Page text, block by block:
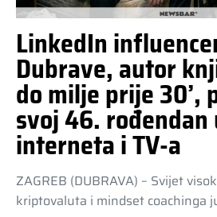
LinkedIn
Dubrave, autor
do milje prije 30’,
svoj 46. rođendan
interneta i TV-a
ZAGREB (DUBRAVA) – Svijet
kriptovaluta i mindset coachinga